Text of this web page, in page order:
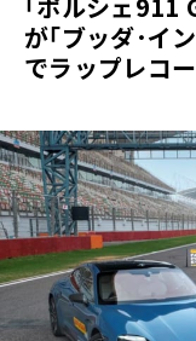
が｢ブッダ･イ
でラップレコ